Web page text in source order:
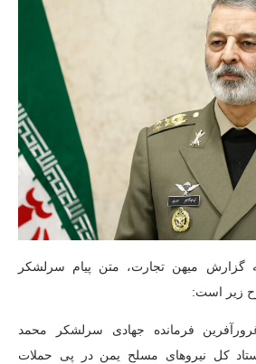
گزارش میهن تجارت، متن پیام سرلشکر
زیر است:
فرمانده جهادی سرلشکر محمد
کل نیروهای مسلح یمن در پی حملات